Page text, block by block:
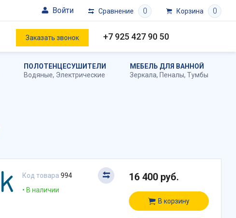
Войти Сравнение 0 Корзина 0
Заказать звонок +7 925 427 90 50
ПОЛОТЕНЦЕСУШИТЕЛИ
Водяные, Электрические
МЕБЕЛЬ ДЛЯ ВАННОЙ
Зеркала, Пеналы, Тумбы
Код товара 994
В наличии
16 400 руб.
В корзину